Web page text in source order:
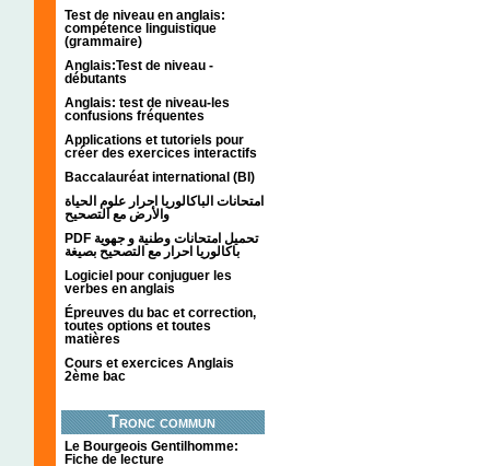
Test de niveau en anglais:
compétence linguistique
(grammaire)
Anglais:Test de niveau -
débutants
Anglais: test de niveau-les
confusions fréquentes
Applications et tutoriels pour
créer des exercices interactifs
Baccalauréat international (BI)
امتحانات الباكالوريا احرار علوم الحياة
والأرض مع التصحيح
PDF تحميل امتحانات وطنية و جهوية
باكالوريا احرار مع التصحيح بصيغة
Logiciel pour conjuguer les
verbes en anglais
Épreuves du bac et correction,
toutes options et toutes
matières
Cours et exercices Anglais
2ème bac
Tronc commun
Le Bourgeois Gentilhomme:
Fiche de lecture